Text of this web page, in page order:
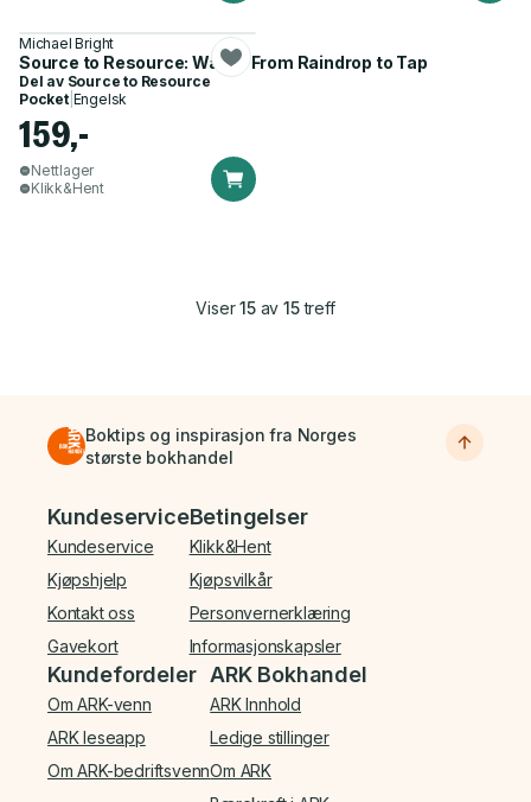
Michael Bright
Source to Resource: Water: From Raindrop to Tap
Del av Source to Resource
Pocket| Engelsk
159,-
Nettlager
Klikk&Hent
Viser15av 15treff
Boktips og inspirasjon fra Norges
største bokhandel
Bunnmeny
Kundeservice
Kundeservice
Kjøpshjelp
Kontakt oss
Gavekort
Betingelser
Klikk&Hent
Kjøpsvilkår
Personvernerklæring
Informasjonskapsler
Kundefordeler
Om ARK-venn
ARK leseapp
Om ARK-bedriftsvenn
ARK Bokhandel
ARK Innhold
Ledige stillinger
Om ARK